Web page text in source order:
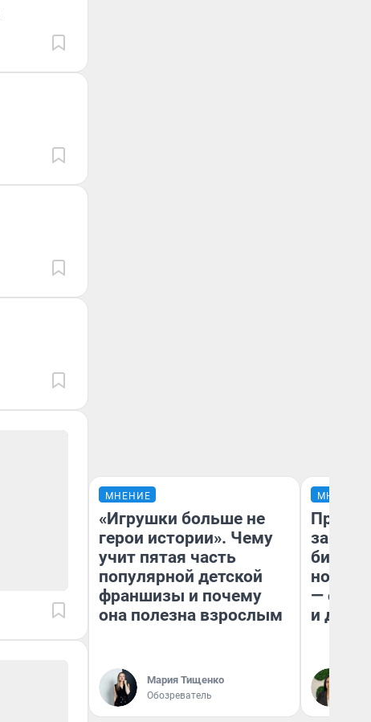
МНЕНИЕ
«Игрушки больше не
герои истории». Чему
учит пятая часть
популярной детской
франшизы и почему
она полезна взрослым
Мария Тищенко
Обозреватель
МНЕНИЕ
новый
— он
и даже